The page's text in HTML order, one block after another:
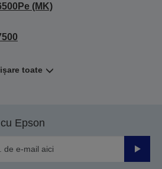
(MK)
toate
Epson